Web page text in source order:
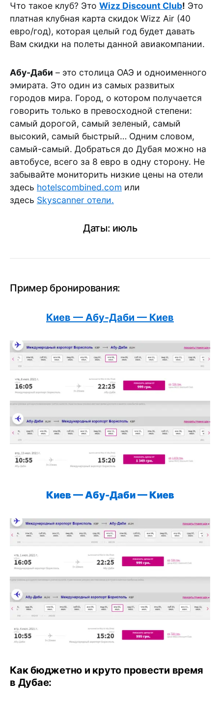
Что такое клуб? Это Wizz Discount Club! Это
платная клубная карта скидок Wizz Air (40
евро/год), которая целый год будет давать
Вам скидки на полеты данной авиакомпании.
Абу-Даби – это столица ОАЭ и одноименного
эмирата. Это один из самых развитых
городов мира. Город, о котором получается
говорить только в превосходной степени:
самый дорогой, самый зеленый, самый
высокий, самый быстрый… Одним словом,
самый-самый. Добраться до Дубая можно на
автобусе, всего за 8 евро в одну сторону. Не
забывайте мониторить низкие цены на отели
здесь hotelscombined.com или
здесь Skyscanner отели.
Даты: июль
Пример бронирования:
Киев — Абу-Даби — Киев
Киев — Абу-Даби — Киев
Как бюджетно и круто провести время
в Дубае: